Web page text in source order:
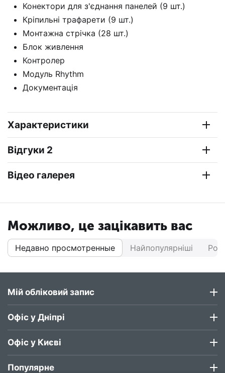
Конектори для з'єднання панелей (9 шт.)
Кріпильні трафарети (9 шт.)
Монтажна стрічка (28 шт.)
Блок живлення
Контролер
Модуль Rhythm
Документація
Характеристики
Відгуки 2
Відео галерея
Можливо, це зацікавить вас
Недавно просмотренные Найпопулярніші
Мій обліковий запис
Офіс у Дніпрі
Офіс у Києві
Популярне